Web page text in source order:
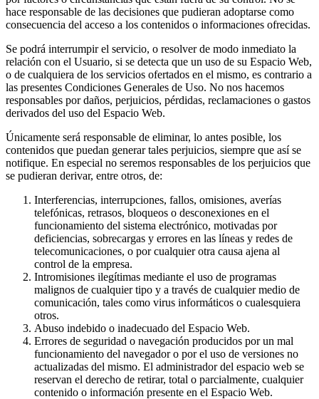
hace responsable de las decisiones que pudieran adoptarse como
consecuencia del acceso a los contenidos o informaciones ofrecidas.
Se podrá interrumpir el servicio, o resolver de modo inmediato la
relación con el Usuario, si se detecta que un uso de su Espacio Web,
o de cualquiera de los servicios ofertados en el mismo, es contrario a
las presentes Condiciones Generales de Uso. No nos hacemos
responsables por daños, perjuicios, pérdidas, reclamaciones o gastos
derivados del uso del Espacio Web.
Únicamente será responsable de eliminar, lo antes posible, los
contenidos que puedan generar tales perjuicios, siempre que así se
notifique. En especial no seremos responsables de los perjuicios que
se pudieran derivar, entre otros, de:
Interferencias, interrupciones, fallos, omisiones, averías
telefónicas, retrasos, bloqueos o desconexiones en el
funcionamiento del sistema electrónico, motivadas por
deficiencias, sobrecargas y errores en las líneas y redes de
telecomunicaciones, o por cualquier otra causa ajena al
control de la empresa.
Intromisiones ilegítimas mediante el uso de programas
malignos de cualquier tipo y a través de cualquier medio de
comunicación, tales como virus informáticos o cualesquiera
otros.
Abuso indebido o inadecuado del Espacio Web.
Errores de seguridad o navegación producidos por un mal
funcionamiento del navegador o por el uso de versiones no
actualizadas del mismo. El administrador del espacio web se
reservan el derecho de retirar, total o parcialmente, cualquier
contenido o información presente en el Espacio Web.